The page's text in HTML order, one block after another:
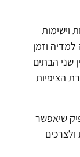
וישימות
וזמן
שני הבתים
הציפיות
שיאפשר